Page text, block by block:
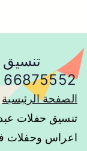
تنسيق
66875552 تجهيز اعراس وحفلات فاخرة
الصفحة الرئيسية
اعراس وحفلات